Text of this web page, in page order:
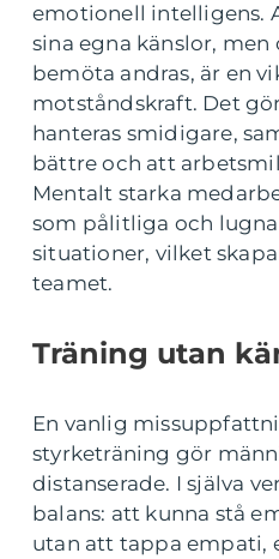
emotionell intelligens.
sina egna känslor, men
bemöta andras, är en
motståndskraft. Det
hanteras smidigare,
bättre och att
Mentalt starka
som pålitliga och
situationer, vilket
teamet.
Träning utan
En vanlig
styrketräning gör
distanserade. I själva
balans: att kunna stå
utan att tappa empati,